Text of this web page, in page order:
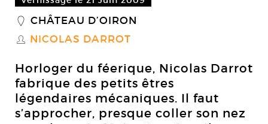
_ CHÂTEAU D’OIRON
S NICOLAS DARROT
Horloger du féerique, Nicolas Darrot
fabrique des petits êtres
légendaires mécaniques. Il faut
s’approcher, presque coller son nez